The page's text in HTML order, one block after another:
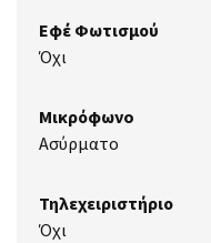
Εφέ Φωτισμού
Όχι
Μικρόφωνo
Ασύρματο
Τηλεχειριστήριο
Όχι